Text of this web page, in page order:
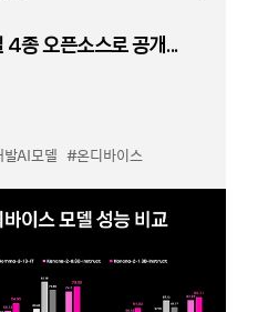
종 오픈소스로 공개...
AI모델 #온디바이스